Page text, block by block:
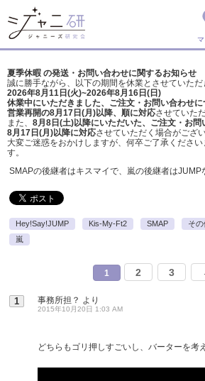
夏季休暇 の発送・お問い合わせに関するお知らせ
誠に勝手ながら、以下の期間を休業とさせていただ
2026年8月11日(火)~2026年8月16日(日)
休業中にいただきました、ご注文・お問い合わせに
営業再開の8月17日(月)以降、順に対応させていた
また、 8月8日(土)以降にいただいた、ご注文・ お問
8月17日(月)以降に対応させていただく場合がござい
大変ご迷惑をおかけしますが、 何卒ご了承くださ
す。
SMAPの後継者はキスマイで、嵐の後継者はJUMP
Hey!Say!JUMP Kis-My-Ft2 SMAP その
嵐
1 2 3
1 事務所担？ より
2015年10月20日 1:03 AM
どちらもゴリ押しすごいし、バーターを考